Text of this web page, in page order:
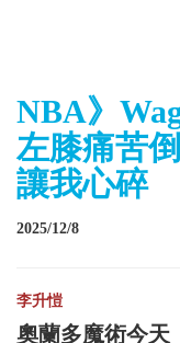
NBA》
左膝痛苦
讓我心碎
2025/12/8
李升愷
奧蘭多魔術今天